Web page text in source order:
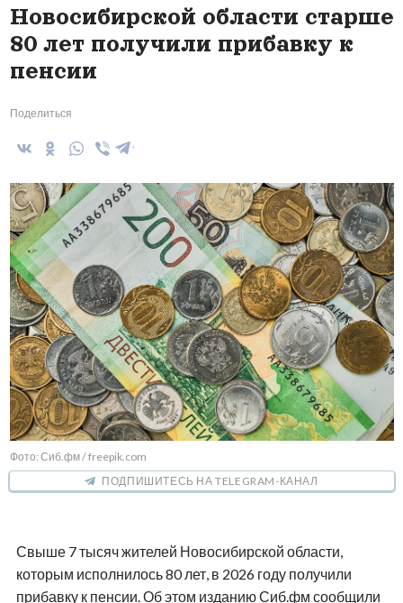
Новосибирской области старше
80 лет получили прибавку к
пенсии
Поделиться
Фото: Сиб.фм / freepik.com
ПОДПИШИТЕСЬ НА TELEGRAM-КАНАЛ
Свыше 7 тысяч жителей Новосибирской области,
которым исполнилось 80 лет, в 2026 году получили
прибавку к пенсии. Об этом изданию Сиб.фм сообщили